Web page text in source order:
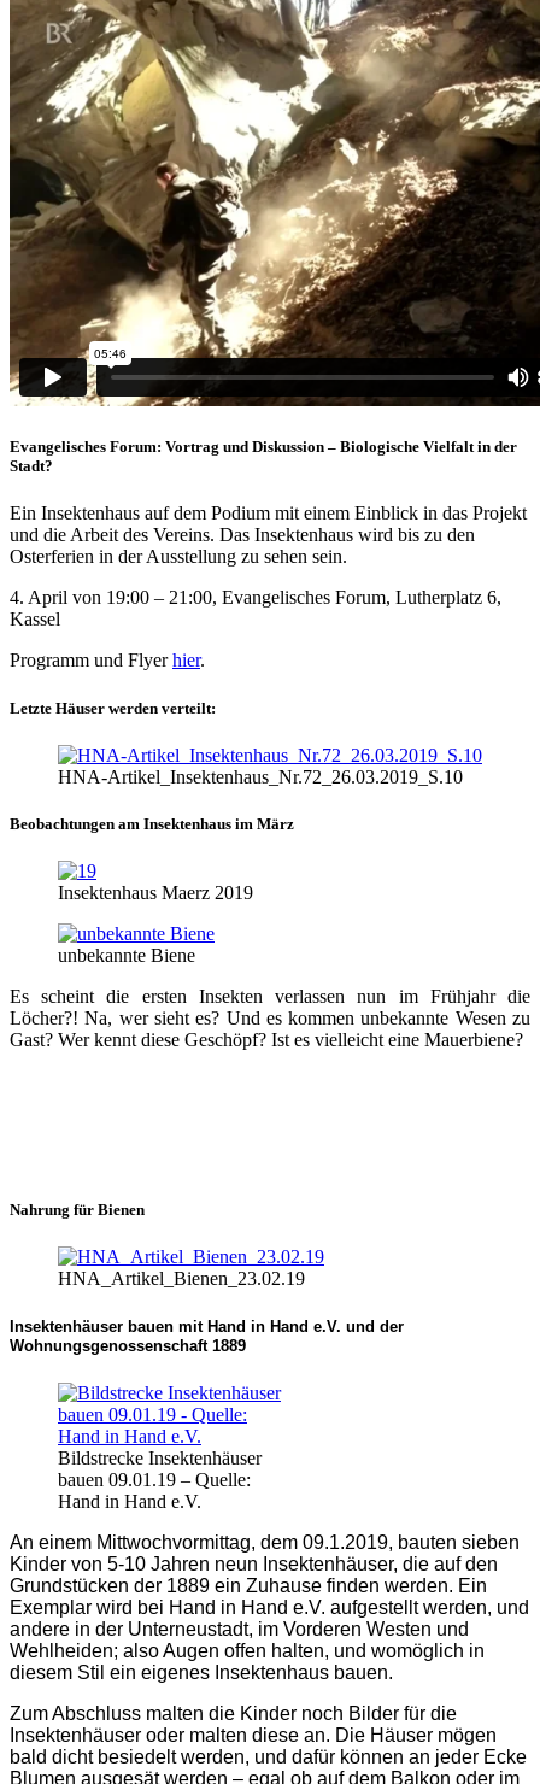
Evangelisches Forum: Vortrag und Diskussion – Biologische Vielfalt in der
Stadt?
Ein Insektenhaus auf dem Podium mit einem Einblick in das Projekt
und die Arbeit des Vereins. Das Insektenhaus wird bis zu den
Osterferien in der Ausstellung zu sehen sein.
4. April von 19:00 – 21:00, Evangelisches Forum, Lutherplatz 6,
Kassel
Programm und Flyerhier.
Letzte Häuser werden verteilt:
HNA-Artikel_Insektenhaus_Nr.72_26.03.2019_S.10
Beobachtungen am Insektenhaus im März
Insektenhaus Maerz 2019
unbekannte Biene
Es scheint die ersten Insekten verlassen nun im Frühjahr die
Löcher?! Na, wer sieht es? Und es kommen unbekannte Wesen zu
Gast? Wer kennt diese Geschöpf? Ist es vielleicht eine Mauerbiene?
Nahrung für Bienen
HNA_Artikel_Bienen_23.02.19
Insektenhäuser bauen mit Hand in Hand e.V. und der
Wohnungsgenossenschaft 1889
Bildstrecke Insektenhäuser
bauen 09.01.19 – Quelle:
Hand in Hand e.V.
An einem Mittwochvormittag, dem 09.1.2019, bauten sieben
Kinder von 5-10 Jahren neun Insektenhäuser, die auf den
Grundstücken der 1889 ein Zuhause finden werden. Ein
Exemplar wird bei Hand in Hand e.V. aufgestellt werden, und
andere in der Unterneustadt, im Vorderen Westen und
Wehlheiden; also Augen offen halten, und womöglich in
diesem Stil ein eigenes Insektenhaus bauen.
Zum Abschluss malten die Kinder noch Bilder für die
Insektenhäuser oder malten diese an. Die Häuser mögen
bald dicht besiedelt werden, und dafür können an jeder Ecke
Blumen ausgesät werden – egal ob auf dem Balkon oder im